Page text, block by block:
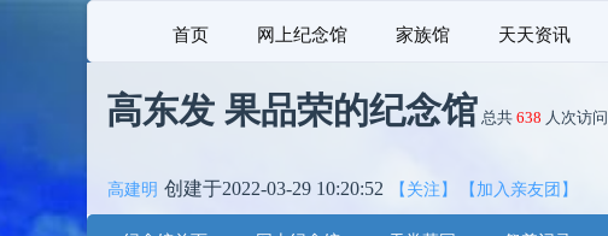
首页 网上纪念馆 家族馆 天天资讯
高东发 果品荣的纪念馆 总共 638 人次访问
高建明 创建于2022-03-29 10:20:52 【关注】 【加入亲友团】